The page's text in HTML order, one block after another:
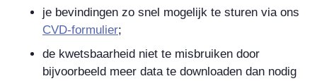
je bevindingen zo snel mogelijk te sturen via ons
CVD-formulier;
de kwetsbaarheid niet te misbruiken door
bijvoorbeeld meer data te downloaden dan nodig